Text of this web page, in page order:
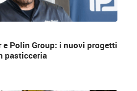
e Polin Group: i nuovi progetti
pasticceria